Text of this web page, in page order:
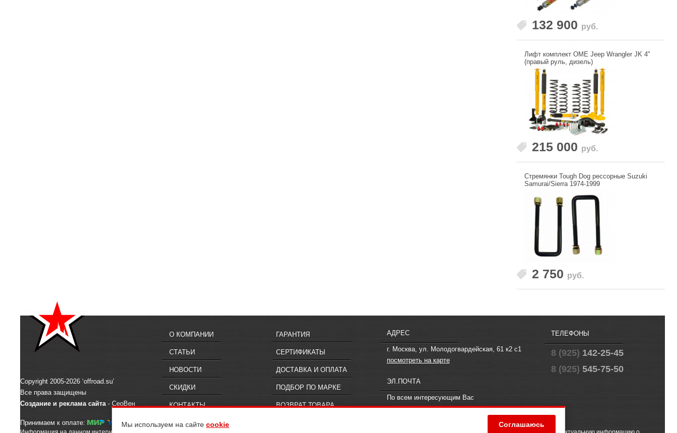
132 900 руб.
Лифт комплект OME Jeep Wrangler JK 4"
(правый руль, дизель)
215 000 руб.
Стремянки Tough Dog рессорные Suzuki
Samurai/Sierra 1974-1999
2 750 руб.
Copyright 2005-2026 ‘offroad.su’
Все права защищены
Создание и реклама сайта- СеоВен
Принимаем к оплате:
О КОМПАНИИ
СТАТЬИ
НОВОСТИ
СКИДКИ
КОНТАКТЫ
ГАРАНТИЯ
СЕРТИФИКАТЫ
ДОСТАВКА И ОПЛАТА
ПОДБОР ПО МАРКЕ
ВОЗВРАТ ТОВАРА
АДРЕС
г. Москва, ул. Молодогвардейская, 61 к2 с1
посмотреть на карте
ЭЛ.ПОЧТА
По всем интересующим Вас
вопросам пишитеinfo@offroad.su
ТЕЛЕФОНЫ
8 (925) 142-25-45
8 (925) 545-75-50
Мы используем на сайте cookie Соглашаюсь